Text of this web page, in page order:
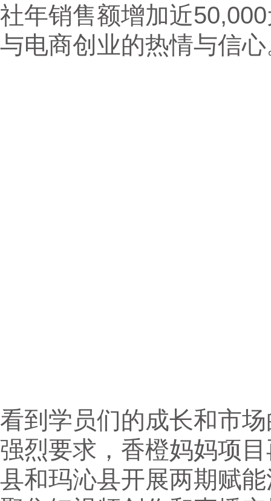
社年销售额增加近
与电商创业的热情与信
看到学员们的成长和市
强烈要求，香橙妈妈项
县和玛沁县开展两期赋